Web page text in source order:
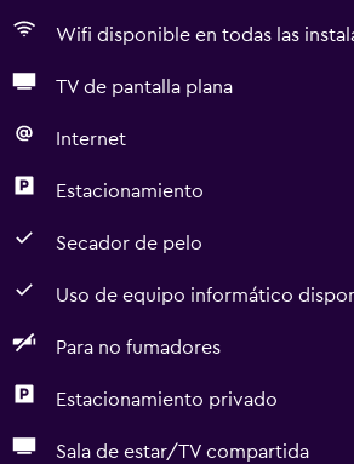
Wifi disponible en todas las
TV de pantalla plana
Internet
Estacionamiento
Secador de pelo
Uso de equipo informático
Para no fumadores
Estacionamiento privado
Sala de estar/TV compartida